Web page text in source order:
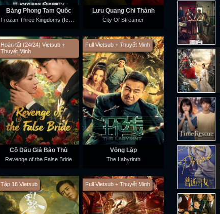
Băng Phong Tam Quốc
Frozan Three Kingdoms (Ice War Three Kingdoms)
Lưu Quang Chi Thành
City Of Streamer
Hoàn tất (24/24) Vietsub +
Thuyết Minh
Cô Dâu Giả Báo Thù
Revenge of the False Bride
Full Vietsub + Thuyết Minh
Vòng Lặp
The Labyrinth
Tập 16 Vietsub Full Vietsub + Thuyết Minh